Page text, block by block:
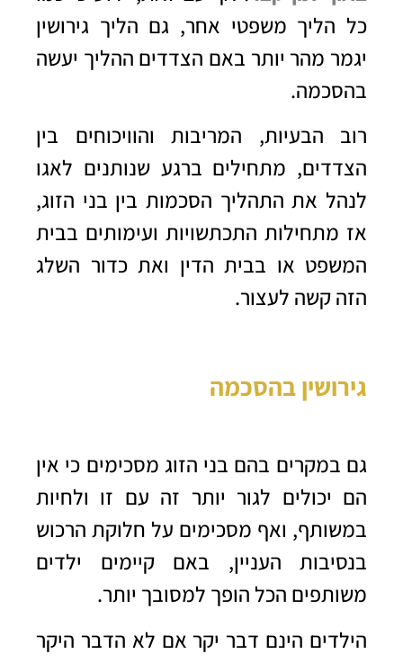
כל הליך משפטי אחר, גם הליך גירושין
יגמר מהר יותר באם הצדדים ההליך יעשה
בהסכמה.
רוב הבעיות, המריבות והוויכוחים בין
הצדדים, מתחילים ברגע שנותנים לאגו
לנהל את התהליך הסכמות בין בני הזוג,
אז מתחילות התכתשויות ועימותים בבית
המשפט או בבית הדין ואת כדור השלג
הזה קשה לעצור.
גירושין בהסכמה
גם במקרים בהם בני הזוג מסכימים כי אין
הם יכולים לגור יותר זה עם זו ולחיות
במשותף, ואף מסכימים על חלוקת הרכוש
בנסיבות העניין, באם קיימים ילדים
משותפים הכל הופך למסובך יותר.
הילדים הינם דבר יקר אם לא הדבר היקר